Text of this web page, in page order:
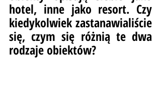
hotel, inne jako resort. Czy
kiedykolwiek zastanawialiście
się, czym się różnią te dwa
rodzaje obiektów?